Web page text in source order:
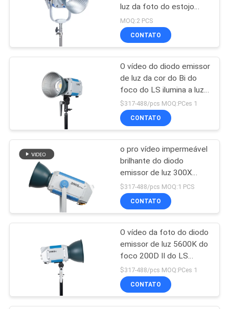
QUALIDADE
CONTACTE-
CASOS
MAPA
POLICY
Luzes video do
diodo emissor de
luz
Luzes da fotografia
do diodo emissor
de luz
Iluminação da
transmissão do
diodo emissor de
luz
16
luz da foto do estojo
compacto do FOCO
600X do LS montam CRI
96 - luz do estúdio da
MOQ:2 PCS
CONTATO
O vídeo do diodo emissor
de luz da cor do Bi do
foco do LS ilumina a luz
150X 2700K do ponto do
estúdio - 6500K
$317-488/pcs MOQ:PCes 1
CONTATO
o pro vídeo impermeável
brilhante do diodo
emissor de luz 300X
ilumina o controle
prendido e sem fio de
DMX
$317-488/pcs MOQ:1 PCS
CONTATO
O vídeo da foto do diodo
emissor de luz 5600K do
foco 200D II do LS
ilumina o controle de
poder duplo com
controle de DMX
$317-488/pcs MOQ:PCes 1
CONTATO